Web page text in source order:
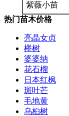
紫薇小苗
热门苗木价格
亮晶女贞
榉树
婆婆纳
花石榴
日本红枫
斑叶芒
毛地黄
乌桕树